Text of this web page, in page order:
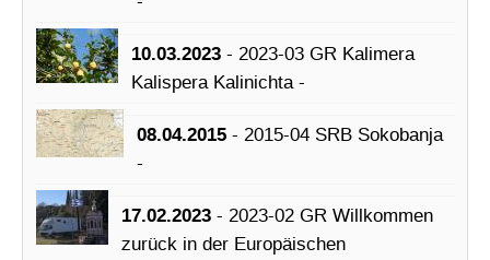
10.03.2023 - 2023-03 GR Kalimera
Kalispera Kalinichta -
08.04.2015 - 2015-04 SRB Sokobanja
-
17.02.2023 - 2023-02 GR Willkommen
zurück in der Europäischen